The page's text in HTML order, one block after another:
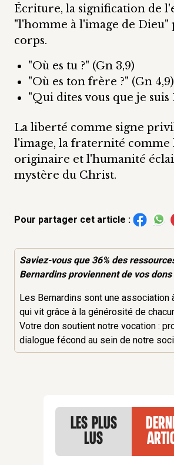
Écriture, la signification de
"l'homme à l'image de
corps.
"Où es tu ?" (Gn 3,9)
"Où es ton frère ?" (Gn 4,9)
"Qui dites vous que je suis
La liberté comme signe
l'image, la fraternité comme
originaire et l'humanité
mystère du Christ.
Pour partager cet article :
Saviez-vous que 36% des
Bernardins proviennent de vos dons
Les Bernardins sont une association
qui vit grâce à la générosité de
Votre don soutient notre vocation :
dialogue fécond au sein de notre
Les plus
lus